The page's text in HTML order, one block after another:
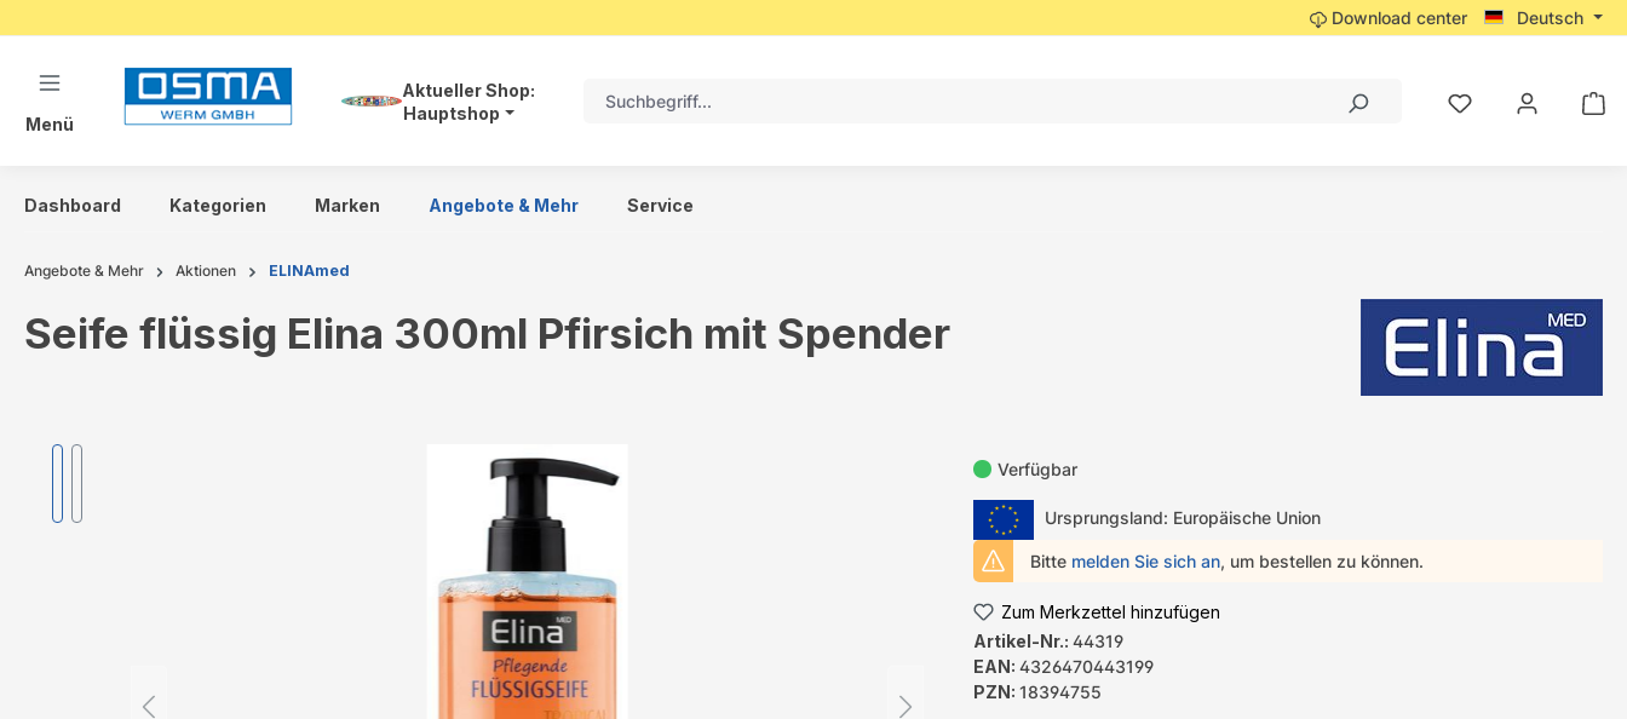
Download center Deutsch
Menü
Aktueller Shop:
Hauptshop
Dashboard Kategorien Marken Angebote & Mehr Service
Angebote & Mehr Aktionen ELINAmed
Seife flüssig Elina 300ml Pfirsich mit Spender
Bildergalerie überspringen
Verfügbar
Ursprungsland: Europäische Union
Bitte melden Sie sich an, um bestellen zu können.
Zum Merkzettel hinzufügen
Artikel-Nr.: 44319
EAN: 4326470443199
PZN: 18394755